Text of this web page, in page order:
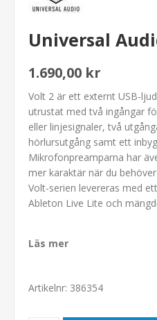
Universal
1.690,00 kr
Volt 2 är ett externt USB-
utrustat med två ingångar
eller linjesignaler, två
hörlursutgång samt ett
Mikrofonpreamparna har
mer karaktär när du
Volt-serien levereras med
Ableton Live Lite och
Läs mer
Artikelnr: 386354